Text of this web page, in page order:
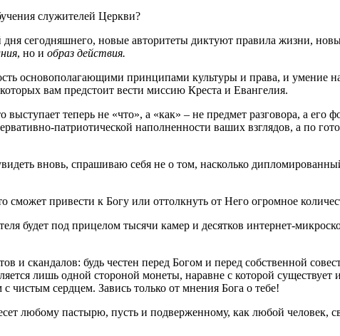
служителей Церкви?
сегодняшнего, новые авторитеты диктуют правила жизни,
, но и образ действия.
основополагающими принципами культуры и права, и умение
вам предстоит вести миссию Креста и Евангелия.
теперь не «что», а «как» – не предмет разговора, а его
патриотической наполненности ваших взглядов, а по
вновь, спрашиваю себя не о том, насколько
сможет привести к Богу или оттолкнуть от Него огромное
будет под прицелом тысячи камер и десятков интернет-
и скандалов: будь честен перед Богом и перед собственной
лишь одной стороной монеты, наравне с которой существует
чистым сердцем. Завись только от мнения Бога о тебе!
любому пастырю, пусть и подверженному, как любой человек,